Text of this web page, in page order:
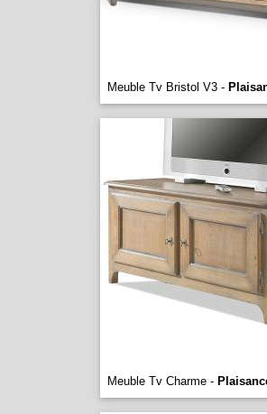
Meuble Tv Bristol V3 -
Meuble Tv Charme -